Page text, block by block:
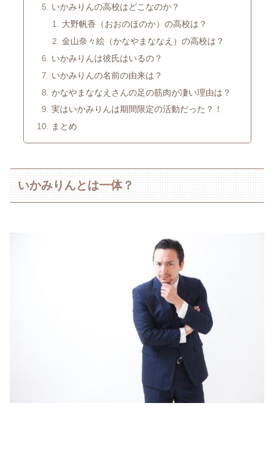
いかみりんの高校はどこなのか？
大野帆香（おおのほのか）の高校は？
金山奈々絵（かなやまななえ）の高校は？
いかみりんは彼氏はいるの？
いかみりんの名前の由来は？
かなやまななえさんの足の筋肉が凄い理由は？
実はいかみりんは期間限定の活動だった？！
まとめ
いかみりんとは一体？